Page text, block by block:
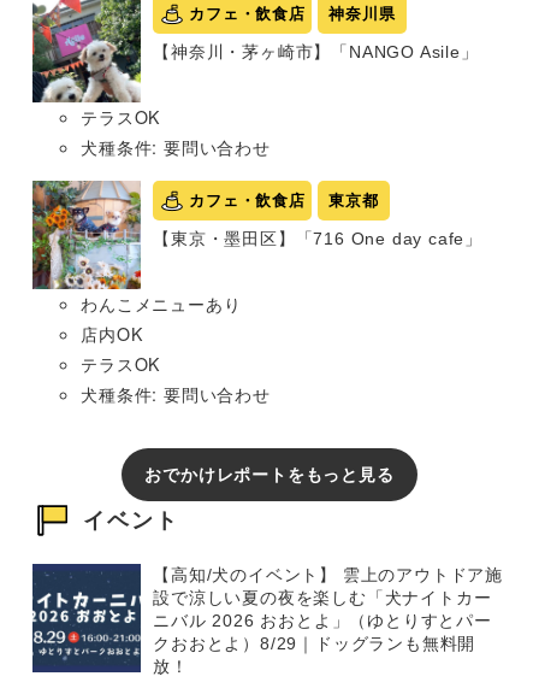
カフェ・飲食店 神奈川県
【神奈川・茅ヶ崎市】「NANGO Asile」
テラスOK
犬種条件: 要問い合わせ
カフェ・飲食店 東京都
【東京・墨田区】「716 One day cafe」
わんこメニューあり
店内OK
テラスOK
犬種条件: 要問い合わせ
おでかけレポートをもっと見る
イベント
【高知/犬のイベント】 雲上のアウトドア施
設で涼しい夏の夜を楽しむ「犬ナイトカー
ニバル 2026 おおとよ」（ゆとりすとパー
クおおとよ）8/29｜ドッグランも無料開
放！